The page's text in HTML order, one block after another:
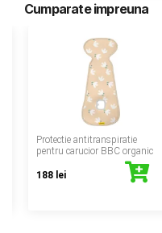
Cumparate impreuna
Protectie antitranspiratie
pentru carucior BBC organic
188 lei